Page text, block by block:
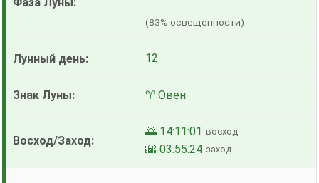
(83% освещенности)
12
♈ Овен
🌅 14:11:01 восход
🌇 03:55:24 заход